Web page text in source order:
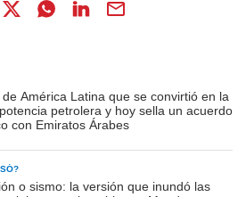
de América Latina que se convirtió en la
petrolera y hoy sella un acuerdo
con Emiratos Árabes
o sismo: la versión que inundó las